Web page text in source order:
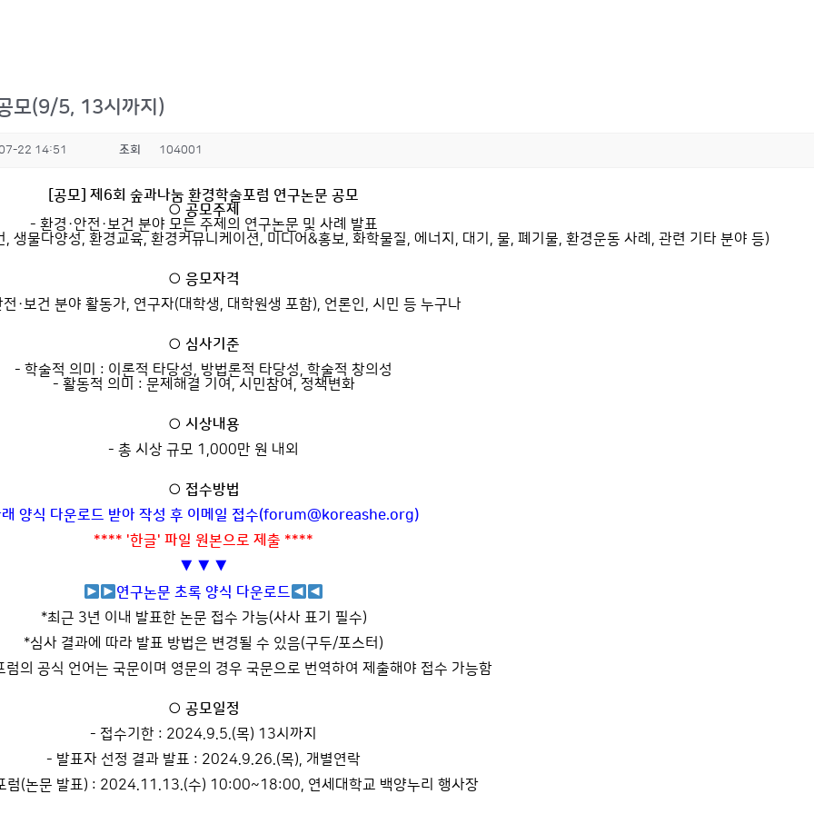
모(9/5, 13시까지)
22 14:51 조회 104001
[공모] 제6회 숲과나눔 환경학술포럼 연구논문 공모
○ 공모주제
- 환경·안전·보건 분야 모든 주제의 연구논문 및 사례 발표
생물다양성, 환경교육, 환경커뮤니케이션, 미디어&홍보, 화학물질, 에너지, 대기, 물, 폐기물, 환경운동 사례, 관련 기타 분야 등)
○ 응모자격
·보건 분야 활동가, 연구자(대학생, 대학원생 포함), 언론인, 시민 등 누구나
○ 심사기준
- 학술적 의미 : 이론적 타당성, 방법론적 타당성, 학술적 창의성
- 활동적 의미 : 문제해결 기여, 시민참여, 정책변화
○ 시상내용
- 총 시상 규모 1,000만 원 내외
○ 접수방법
양식 다운로드 받아 작성 후 이메일 접수(forum@koreashe.org)
**** '한글' 파일 원본으로 제출 ****
▼ ▼ ▼
연구논문 초록 양식 다운로드
*최근 3년 이내 발표한 논문 접수 가능(사사 표기 필수)
*심사 결과에 따라 발표 방법은 변경될 수 있음(구두/포스터)
럼의 공식 언어는 국문이며 영문의 경우 국문으로 번역하여 제출해야 접수 가능함
○ 공모일정
- 접수기한 : 2024.9.5.(목) 13시까지
- 발표자 선정 결과 발표 : 2024.9.26.(목), 개별연락
럼(논문 발표) : 2024.11.13.(수) 10:00~18:00, 연세대학교 백양누리 행사장